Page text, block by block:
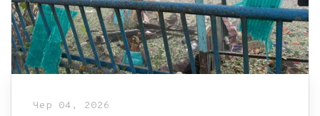
Чер 04, 2026